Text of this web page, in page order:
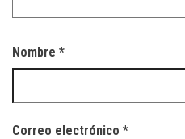
Nombre *
Correo electrónico *